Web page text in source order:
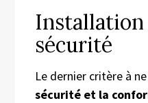
sécurité
Le dernier critère à
sécurité et la